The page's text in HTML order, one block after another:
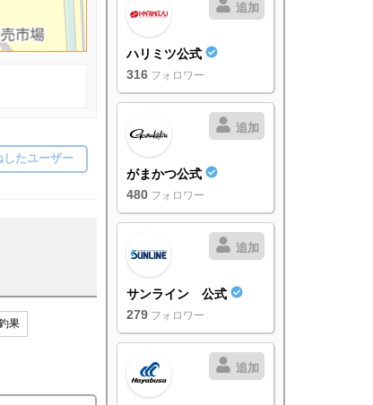
したユーザー
果
追加
ハリミツ公式
316 フォロワー
追加
がまかつ公式
480 フォロワー
追加
サンライン 公式
279 フォロワー
追加